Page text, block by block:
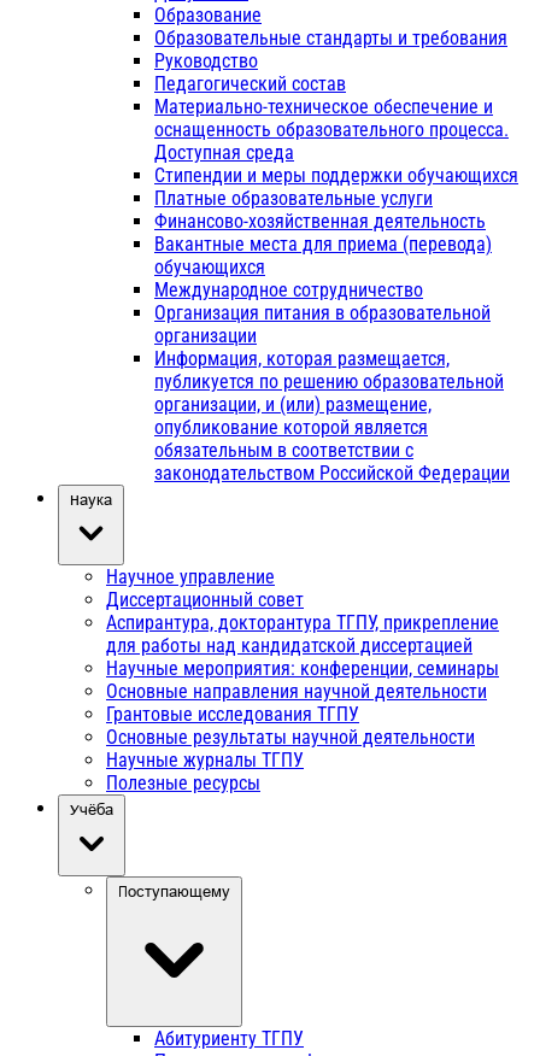
Образование
Образовательные стандарты и требования
Руководство
Педагогический состав
Материально-техническое обеспечение и
оснащенность образовательного процесса.
Доступная среда
Стипендии и меры поддержки обучающихся
Платные образовательные услуги
Финансово-хозяйственная деятельность
Вакантные места для приема (перевода)
обучающихся
Международное сотрудничество
Организация питания в образовательной
организации
Информация, которая размещается,
публикуется по решению образовательной
организации, и (или) размещение,
опубликование которой является
обязательным в соответствии с
законодательством Российской Федерации
Наука
Научное управление
Диссертационный совет
Аспирантура, докторантура ТГПУ, прикрепление
для работы над кандидатской диссертацией
Научные мероприятия: конференции, семинары
Основные направления научной деятельности
Грантовые исследования ТГПУ
Основные результаты научной деятельности
Научные журналы ТГПУ
Полезные ресурсы
Учёба
Поступающему
Абитуриенту ТГПУ